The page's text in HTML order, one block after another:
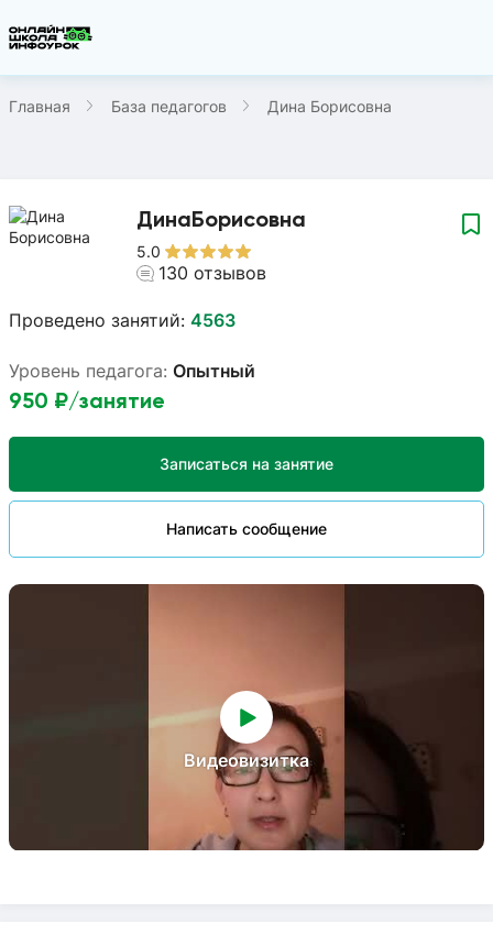
Главная База педагогов Дина Борисовна
ДинаБорисовна
5.0
130 отзывов
Проведено занятий: 4563
Видеовизитка
Уровень педагога: Опытный
950 ₽/занятие
Записаться на занятие
Написать сообщение